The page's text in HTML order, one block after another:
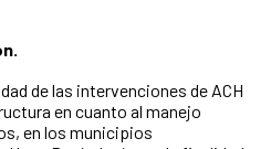
de las intervenciones de ACH
en cuanto al manejo
en los municipios